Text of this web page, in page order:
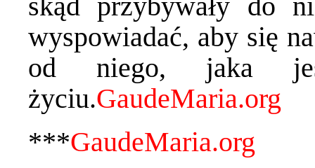
wyspowiadać, aby się
od niego, jaka
życiu.
***